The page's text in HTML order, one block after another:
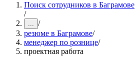
Поиск сотрудников в Баграмове
/
... /
резюме в Баграмове/
менеджер по рознице/
проектная работа